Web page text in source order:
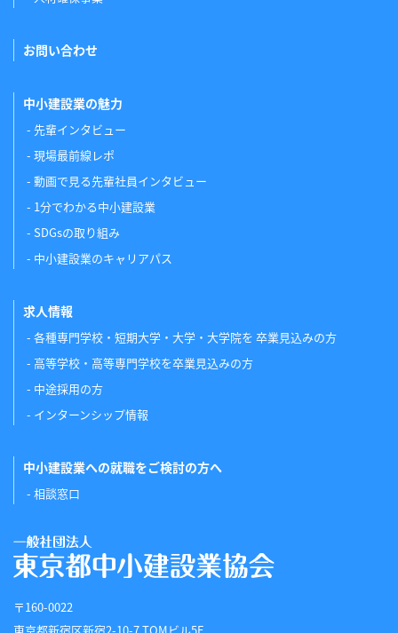
お問い合わせ
中小建設業の魅力
先輩インタビュー
現場最前線レポ
動画で見る先輩社員インタビュー
1分でわかる中小建設業
SDGsの取り組み
中小建設業のキャリアパス
求人情報
各種専門学校・短期大学・大学・大学院を 卒業見込みの方
高等学校・高等専門学校を卒業見込みの方
中途採用の方
インターンシップ情報
中小建設業への就職をご検討の方へ
相談窓口
〒160-0022
東京都新宿区新宿2-10-7 TOMビル5F